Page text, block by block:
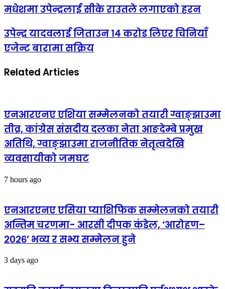
मधेशमा उपेन्द्रलाई सीके राउतले लगाएको हरन
उपेन्द्र यादवलाई जिताउन १४ करोड लिएर चिनियाँ
एजेन्ट बारामा सक्रिय
Related Articles
एनआरएनए एशिया सम्मेलनको तयारी ग्वाङ्झाउमा
तीव्र, कांग्रेस संसदीय दलका नेता आङदेम्बे प्रमुख
अतिथि, ग्वाङ्झाउमा राजनीतिक नेतृत्वदेखि
व्यवसायीको जमघट
7 hours ago
एनआरएनए एसिया प्याशिफिक सम्मेलनको तयारी
अन्तिम चरणमा- आरसी दीपक कंडेल, ‘आरोहण–
२०२६’ भव्य र सभ्य सम्मेलन हुने
3 days ago